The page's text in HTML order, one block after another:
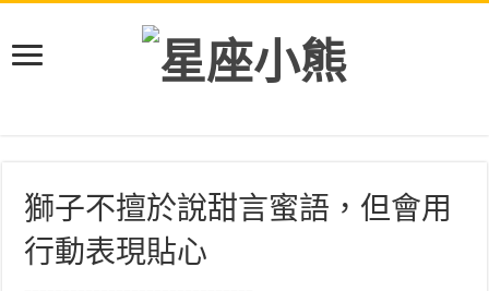
獅子不擅於說甜言蜜語，但會用
行動表現貼心